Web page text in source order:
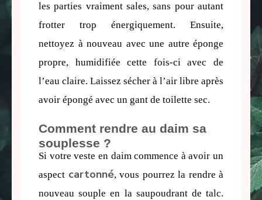
les parties vraiment sales, sans pour autant
frotter trop énergiquement. Ensuite,
nettoyez à nouveau avec une autre éponge
propre, humidifiée cette fois-ci avec de
l’eau claire. Laissez sécher à l’air libre après
avoir épongé avec un gant de toilette sec.
Comment rendre au daim sa
souplesse ?
Si votre veste en daim commence à avoir un
aspect cartonné, vous pourrez la rendre à
nouveau souple en la saupoudrant de talc.